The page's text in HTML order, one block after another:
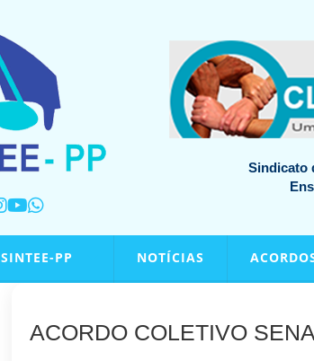
Sindicato
SINTEE-PP NOTÍCIAS
ACORDO COLETIVO